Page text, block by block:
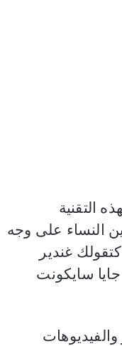
التقنية
النساء على وجه
غندير
سايكونت